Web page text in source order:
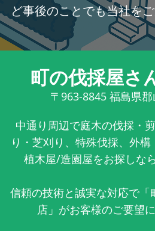
ど事後のことでも当社を
町の伐採屋さ
〒963-8845 福島県
中通り周辺で庭木の伐採・
り・芝刈り、特殊伐採、外
植木屋/造園屋をお探しな
信頼の技術と誠実な対応で「
店」がお客様のご要望